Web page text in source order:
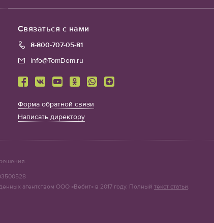
Связаться с нами
8-800-707-05-81
info@TomDom.ru
Форма обратной связи
Написать директору
агентством ООО «Вебит» в 2017 году. Полный текст статьи